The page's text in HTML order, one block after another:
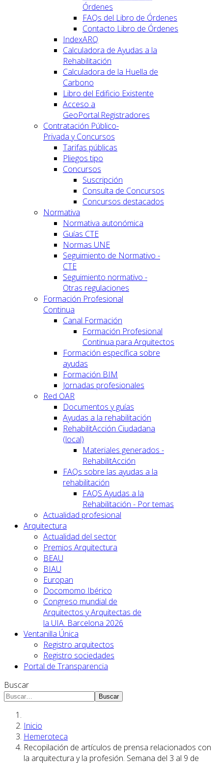
Órdenes
FAQs del Libro de Órdenes
Contacto Libro de Órdenes
IndexARQ
Calculadora de Ayudas a la
Rehabilitación
Calculadora de la Huella de
Carbono
Libro del Edificio Existente
Acceso a
GeoPortal.Registradores
Contratación Público-
Privada y Concursos
Tarifas públicas
Pliegos tipo
Concursos
Suscripción
Consulta de Concursos
Concursos destacados
Normativa
Normativa autonómica
Guías CTE
Normas UNE
Seguimiento de Normativo -
CTE
Seguimiento normativo -
Otras regulaciones
Formación Profesional
Continua
Canal Formación
Formación Profesional
Continua para Arquitectos
Formación específica sobre
ayudas
Formación BIM
Jornadas profesionales
Red OAR
Documentos y guías
Ayudas a la rehabilitación
RehabilitAcción Ciudadana
(local)
Materiales generados -
RehabilitAcción
FAQs sobre las ayudas a la
rehabilitación
FAQS Ayudas a la
Rehabilitación - Por temas
Actualidad profesional
Arquitectura
Actualidad del sector
Premios Arquitectura
BEAU
BIAU
Europan
Docomomo Ibérico
Congreso mundial de
Arquitectos y Arquitectas de
la UIA. Barcelona 2026
Ventanilla Única
Registro arquitectos
Registro sociedades
Portal de Transparencia
Buscar
Buscar
Inicio
Hemeroteca
Recopilación de artículos de prensa relacionados con
la arquitectura y la profesión. Semana del 3 al 9 de